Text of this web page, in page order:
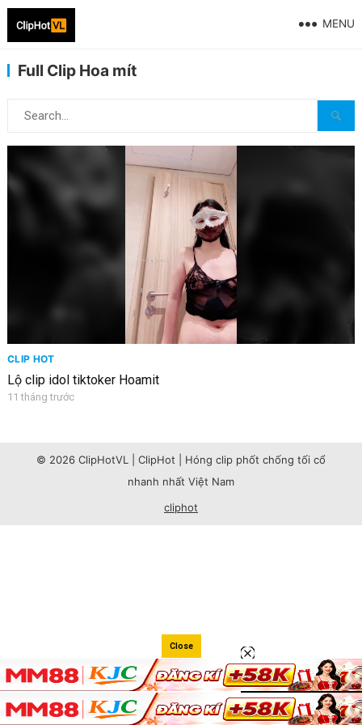
MENU
Full Clip Hoa mít
CLIP HOT
Lộ clip idol tiktoker Hoamit
11 tháng trước
© 2026 ClipHotVL | ClipHot | Hóng clip phốt chống tối cổ
nhanh nhất Việt Nam
cliphot
Close